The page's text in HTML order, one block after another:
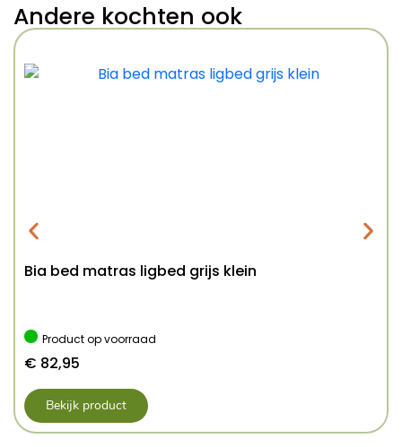
Andere kochten ook
Bia bed matras ligbed grijs klein
Product op voorraad
€ 82,95
Bekijk product